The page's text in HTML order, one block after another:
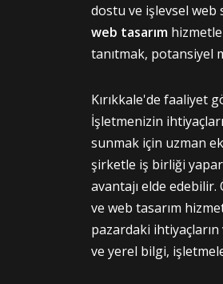
dostu ve işlevsel web
web tasarım
tanıtmak, potansiyel
Kırıkkale'de faaliyet
İşletmenizin
sunmak için uzman
şirketle iş birliği
avantajı elde edebilir.
ve web tasarım
pazardaki ihtiyaçların
ve yerel bilgi,